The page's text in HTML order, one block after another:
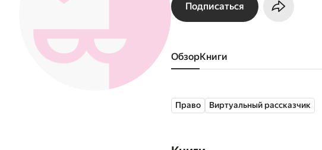
Подписаться
Обзор книги
Право Виртуальный рассказчик